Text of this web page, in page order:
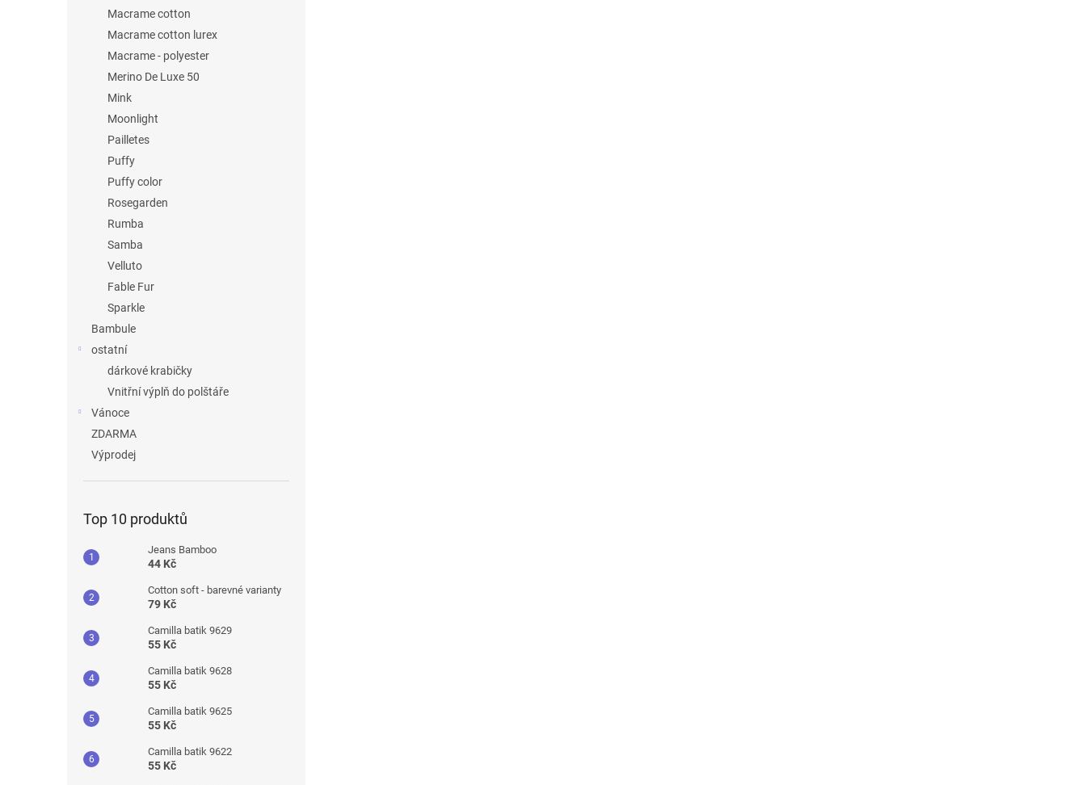
Macrame cotton
Macrame cotton lurex
Macrame - polyester
Merino De Luxe 50
Mink
Moonlight
Pailletes
Puffy
Puffy color
Rosegarden
Rumba
Samba
Velluto
Fable Fur
Sparkle
Bambule
ostatní
dárkové krabičky
Vnitřní výplň do polštáře
Vánoce
ZDARMA
Výprodej
Top 10 produktů
Jeans Bamboo
44 Kč
Cotton soft - barevné varianty
79 Kč
Camilla batik 9629
55 Kč
Camilla batik 9628
55 Kč
Camilla batik 9625
55 Kč
Camilla batik 9622
55 Kč